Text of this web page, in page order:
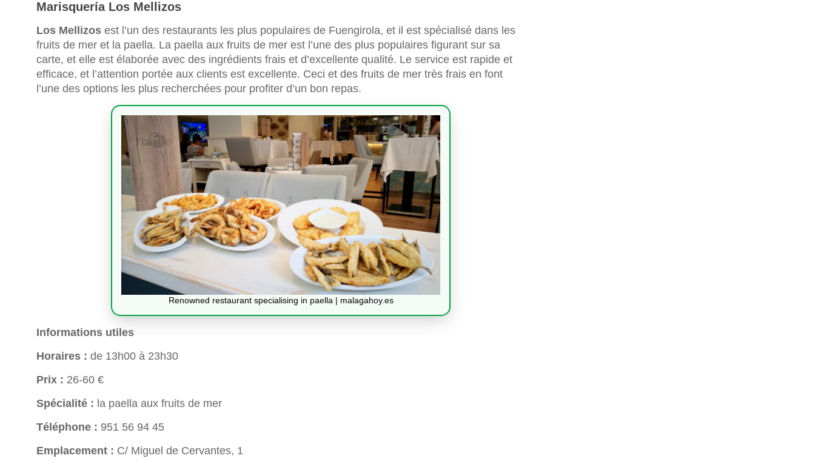
Marisquería Los Mellizos
Los Mellizos est l’un des restaurants les plus populaires de Fuengirola, et il est spécialisé dans les
fruits de mer et la paella. La paella aux fruits de mer est l’une des plus populaires figurant sur sa
carte, et elle est élaborée avec des ingrédients frais et d’excellente qualité. Le service est rapide et
efficace, et l’attention portée aux clients est excellente. Ceci et des fruits de mer très frais en font
l’une des options les plus recherchées pour profiter d’un bon repas.
Renowned restaurant specialising in paella | malagahoy.es
Informations utiles
Horaires : de 13h00 à 23h30
Prix : 26-60 €
Spécialité : la paella aux fruits de mer
Téléphone : 951 56 94 45
Emplacement : C/ Miguel de Cervantes, 1